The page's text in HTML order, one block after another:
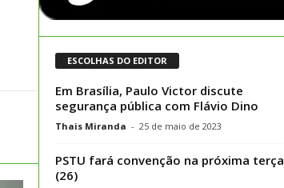
ESCOLHAS DO EDITOR
Em Brasília, Paulo Victor discute
segurança pública com Flávio Dino
Thais Miranda - 25 de maio de 2023
PSTU fará convenção na próxima terça
(26)